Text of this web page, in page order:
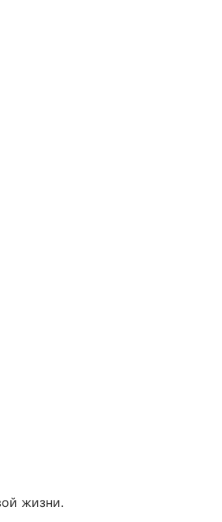
жизни.